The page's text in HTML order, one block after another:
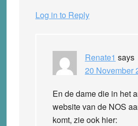
Log in to Reply
Renate1 says
20 November
En de dame die in het
website van de NOS
komt, zie ook hier: